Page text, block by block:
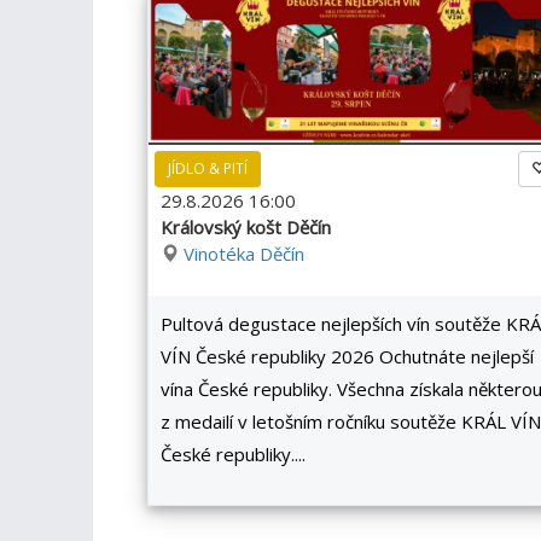
JÍDLO & PITÍ
29.8.2026 16:00
Královský košt Děčín
Vinotéka Děčín
Pultová degustace nejlepších vín soutěže
VÍN České republiky 2026 Ochutnáte nejlepší
vína České republiky. Všechna získala některou
z medailí v letošním ročníku soutěže KRÁL VÍN
České republiky....